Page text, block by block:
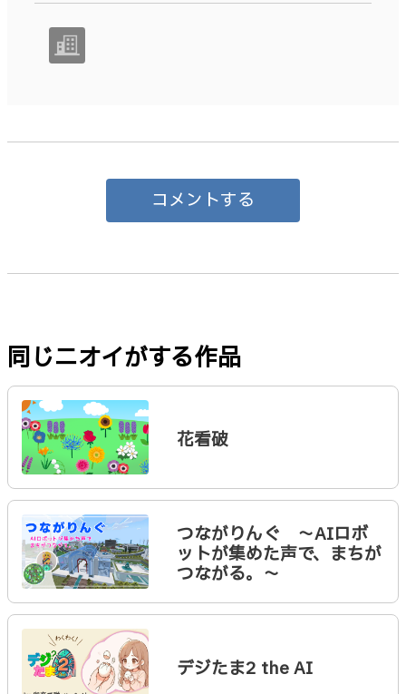
コメントする
同じニオイがする作品
花看破
つながりんぐ ～AIロボ
ットが集めた声で、まちが
つながる。～
デジたま2 the AI